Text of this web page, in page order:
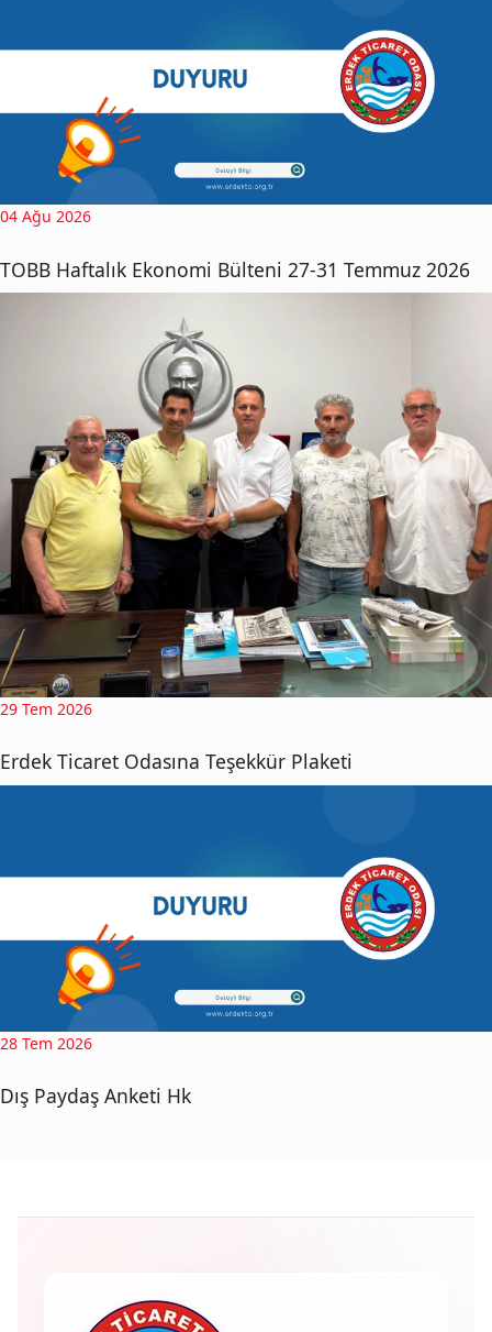
04 Ağu 2026
TOBB Haftalık Ekonomi Bülteni 27-31 Temmuz 2026
29 Tem 2026
Erdek Ticaret Odasına Teşekkür Plaketi
28 Tem 2026
Dış Paydaş Anketi Hk